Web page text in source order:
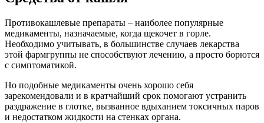
Противокашлевые препараты – наиболее популярные
медикаменты, назначаемые, когда щекочет в горле.
Необходимо учитывать, в большинстве случаев лекарства
этой фармгруппы не способствуют лечению, а просто борются
с симптоматикой.
Но подобные медикаменты очень хорошо себя
зарекомендовали и в кратчайший срок помогают устранить
раздражение в глотке, вызванное вдыханием токсичных паров
и недостатком жидкости на стенках органа.